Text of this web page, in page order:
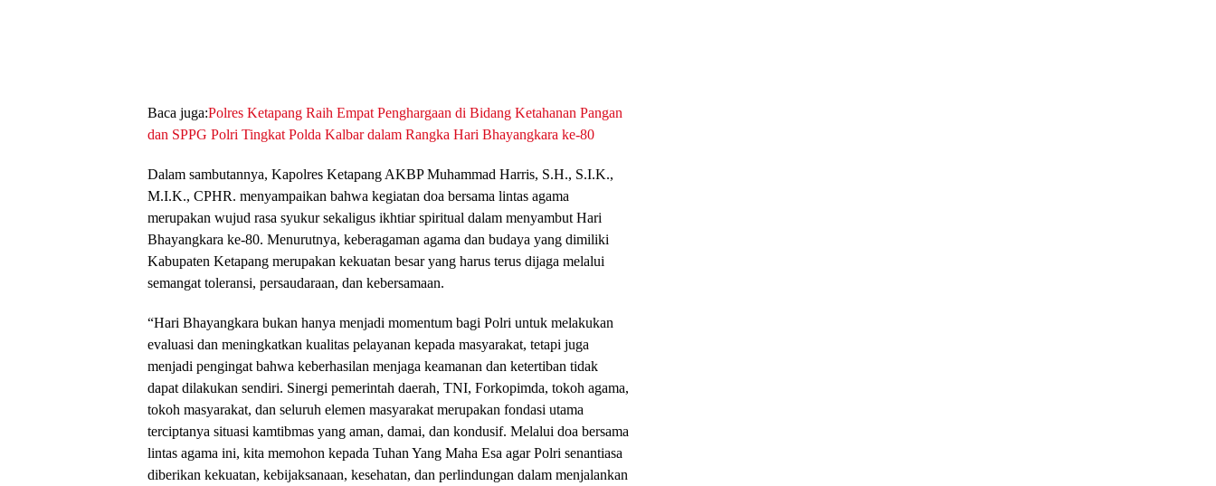
Baca juga:Polres Ketapang Raih Empat Penghargaan di Bidang Ketahanan Pangan
dan SPPG Polri Tingkat Polda Kalbar dalam Rangka Hari Bhayangkara ke-80
Dalam sambutannya, Kapolres Ketapang AKBP Muhammad Harris, S.H., S.I.K.,
M.I.K., CPHR. menyampaikan bahwa kegiatan doa bersama lintas agama
merupakan wujud rasa syukur sekaligus ikhtiar spiritual dalam menyambut Hari
Bhayangkara ke-80. Menurutnya, keberagaman agama dan budaya yang dimiliki
Kabupaten Ketapang merupakan kekuatan besar yang harus terus dijaga melalui
semangat toleransi, persaudaraan, dan kebersamaan.
“Hari Bhayangkara bukan hanya menjadi momentum bagi Polri untuk melakukan
evaluasi dan meningkatkan kualitas pelayanan kepada masyarakat, tetapi juga
menjadi pengingat bahwa keberhasilan menjaga keamanan dan ketertiban tidak
dapat dilakukan sendiri. Sinergi pemerintah daerah, TNI, Forkopimda, tokoh agama,
tokoh masyarakat, dan seluruh elemen masyarakat merupakan fondasi utama
terciptanya situasi kamtibmas yang aman, damai, dan kondusif. Melalui doa bersama
lintas agama ini, kita memohon kepada Tuhan Yang Maha Esa agar Polri senantiasa
diberikan kekuatan, kebijaksanaan, kesehatan, dan perlindungan dalam menjalankan